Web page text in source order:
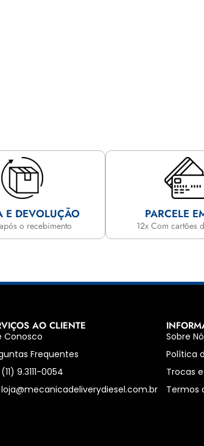
E DEVOLUÇÃO
o recebimento
PARCELE
12x Com cartões
AO CLIENTE
Conosco
Frequentes
(11) 9.3111-0054
loja@mecanicadeliverydiesel.com.br
Sobre
Política
Trocas
Termos